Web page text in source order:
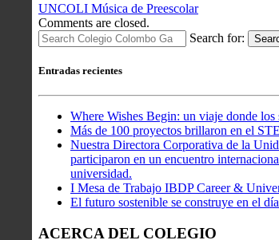
UNCOLI Música de Preescolar
Comments are closed.
Search for:
Entradas recientes
Where Wishes Begin: un viaje donde los
Más de 100 proyectos brillaron en el
Nuestra Directora Corporativa de la
participaron en un encuentro
universidad.
I Mesa de Trabajo IBDP Career &
El futuro sostenible se construye en el
ACERCA DEL COLEGIO